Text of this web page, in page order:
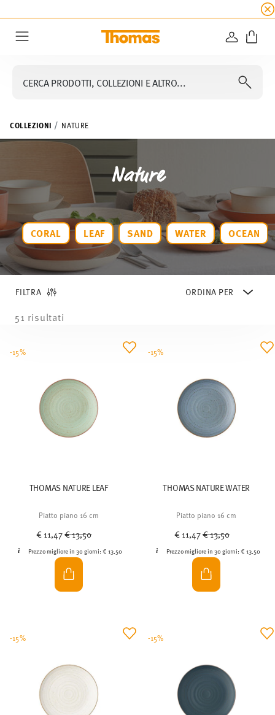
5% di sconto extra! Fino al
ACCEDI
CERCA PRODOTTI, COLLEZIONI E ALTRO...
COLLEZIONI NATURE
Nature
CORAL LEAF SAND WATER OCEAN
FILTRA
51 risultati
THOMAS NATURE LEAF
Piatto piano 16 cm
€ 11,47Price reduced from
€ 13,50
Prezzo migliore in 30 giorni:€ 13,50
-15%
THOMAS NATURE WATER
Piatto piano 16 cm
€ 11,47Price reduced from
€ 13,50
Prezzo migliore in 30 giorni: € 13,50
-15%
-15% -15%